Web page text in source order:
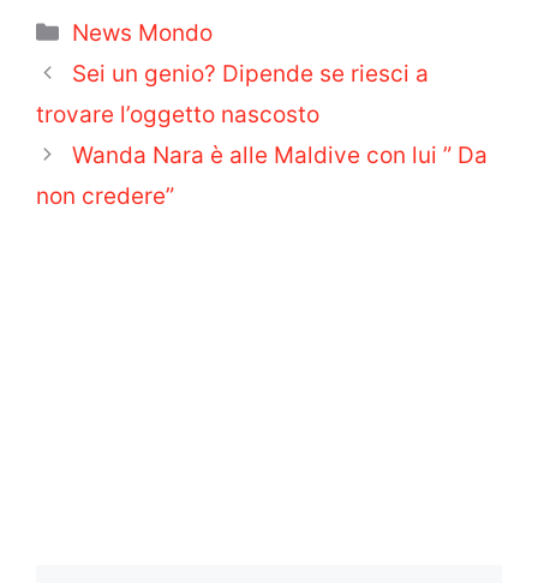
Categorie
News Mondo
Sei un genio? Dipende se riesci a
trovare l’oggetto nascosto
Wanda Nara è alle Maldive con lui ” Da
non credere”